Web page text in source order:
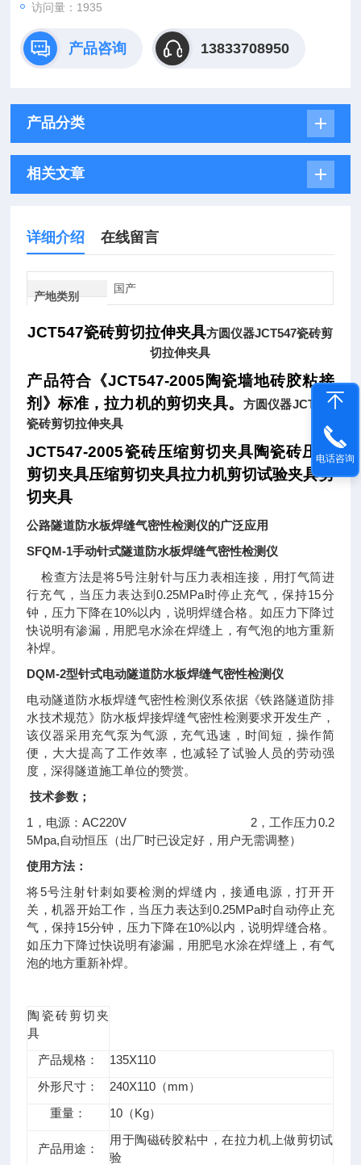
访问量：1935
产品咨询 13833708950
产品分类
相关文章
详细介绍 在线留言
产地类别
国产
JCT547瓷砖剪切拉伸夹具方圆仪器JCT547瓷砖剪
切拉伸夹具
产品符合《JCT547-2005 陶瓷墙地砖胶粘接
剂》标准，拉力机的剪切夹具。
方圆仪器JCT547
瓷砖剪切拉伸夹具
JCT547-2005瓷砖压缩剪切夹具陶瓷砖压缩
剪切夹具压缩剪切夹具拉力机剪切试验夹具剪
切夹具
公路隧道防水板焊缝气密性检测仪的广泛应用
SFQM-1手动针式隧道防水板焊缝气密性检测仪
检查方法是将5号注射针与压力表相连接，用打气筒进
行充气，当压力表达到0.25MPa时停止充气，保持15分
钟，压力下降在10%以内，说明焊缝合格。如压力下降过
快说明有渗漏，用肥皂水涂在焊缝上，有气泡的地方重新
补焊。
DQM-2型针式电动隧道防水板焊缝气密性检测仪
电动隧道防水板焊缝气密性检测仪系依据《铁路隧道防排
水技术规范》防水板焊接焊缝气密性检测要求开发生产，
该仪器采用充气泵为气源，充气迅速，时间短，操作简
便，大大提高了工作效率，也减轻了试验人员的劳动强
度，深得隧道施工单位的赞赏。
技术参数；
1，电源：AC220V 2，工作压力0.2
5Mpa,自动恒压（出厂时已设定好，用户无需调整）
使用方法：
将5号注射针刺如要检测的焊缝内，接通电源，打开开
关，机器开始工作，当压力表达到0.25MPa时自动停止充
气，保持15分钟，压力下降在10%以内，说明焊缝合格。
如压力下降过快说明有渗漏，用肥皂水涂在焊缝上，有气
泡的地方重新补焊。
陶瓷砖剪切夹
具
产品规格：
135X110
外形尺寸：
240X110（mm）
重量：
10（Kg）
产品用途：
用于陶磁砖胶粘中，在拉力机上做剪切试
验
电话咨询